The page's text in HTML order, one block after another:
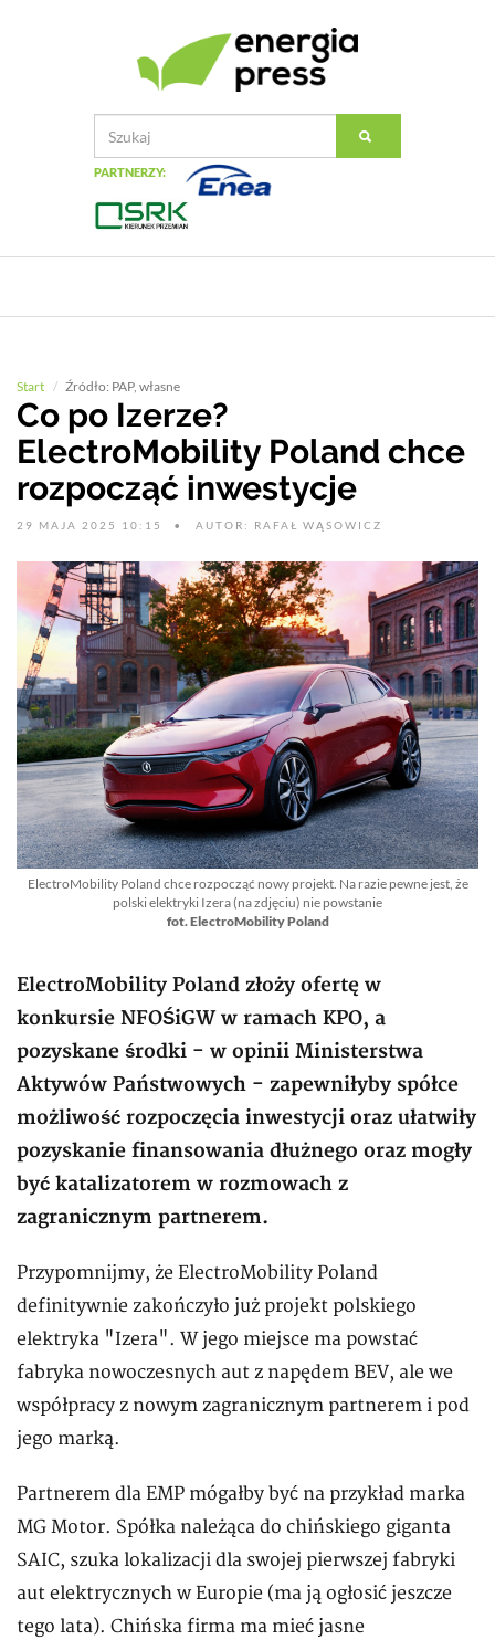
PARTNERZY:
Start Źródło: PAP, własne
Co po Izerze?
ElectroMobility Poland chce
rozpocząć inwestycje
29 MAJA 2025 10:15 AUTOR: RAFAŁ WĄSOWICZ
ElectroMobility Poland chce rozpocząć nowy projekt. Na razie pewne jest, że
polski elektryki Izera (na zdjęciu) nie powstanie
fot. ElectroMobility Poland
ElectroMobility Poland złoży ofertę w
konkursie NFOŚiGW w ramach KPO, a
pozyskane środki - w opinii Ministerstwa
Aktywów Państwowych - zapewniłyby spółce
możliwość rozpoczęcia inwestycji oraz ułatwiły
pozyskanie finansowania dłużnego oraz mogły
być katalizatorem w rozmowach z
zagranicznym partnerem.
Przypomnijmy, że ElectroMobility Poland
definitywnie zakończyło już projekt polskiego
elektryka "Izera". W jego miejsce ma powstać
fabryka nowoczesnych aut z napędem BEV, ale we
współpracy z nowym zagranicznym partnerem i pod
jego marką.
Partnerem dla EMP mógałby być na przykład marka
MG Motor. Spółka należąca do chińskiego giganta
SAIC, szuka lokalizacji dla swojej pierwszej fabryki
aut elektrycznych w Europie (ma ją ogłosić jeszcze
tego lata). Chińska firma ma mieć jasne